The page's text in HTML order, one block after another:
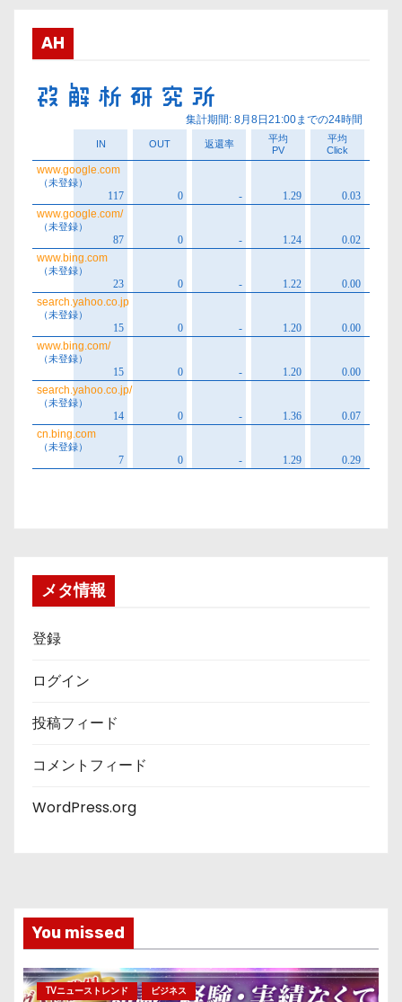
ブ
AH
メタ情報
登録
ログイン
投稿フィード
コメントフィード
WordPress.org
You missed
TVニューストレンド ビジネス